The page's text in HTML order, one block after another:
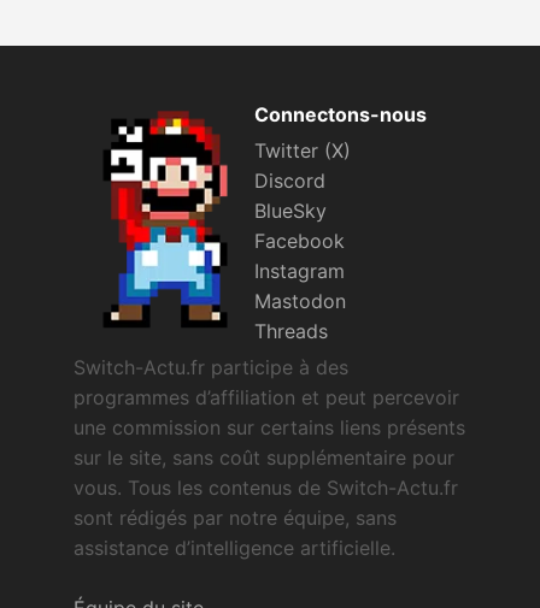
Connectons-nous
Twitter (X)
Discord
BlueSky
Facebook
Instagram
Mastodon
Threads
Switch-Actu.fr participe à des
programmes d’affiliation et peut percevoir
une commission sur certains liens présents
sur le site, sans coût supplémentaire pour
vous. Tous les contenus de Switch-Actu.fr
sont rédigés par notre équipe, sans
assistance d’intelligence artificielle.